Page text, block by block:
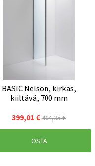
BASIC Nelson, kirkas,
kiiltävä, 700 mm
399,01 € 464,35 €
OSTA